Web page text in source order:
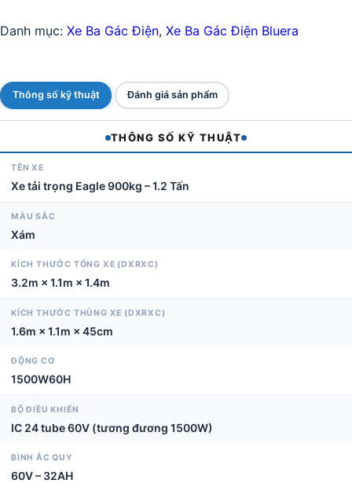
Tải
-
1,2Tấn
quantity
Danh mục: Xe Ba Gác Điện, Xe Ba Gác Điện Bluera
Thông số kỹ thuật Đánh giá sản phẩm
THÔNG SỐ KỸ THUẬT
TÊN XE
Xe tải trọng Eagle 900kg – 1.2 Tấn
MÀU SẮC
Xám
KÍCH THƯỚC TỔNG XE (DXRXC)
3.2m × 1.1m × 1.4m
KÍCH THƯỚC THÙNG XE (DXRXC)
1.6m × 1.1m × 45cm
ĐỘNG CƠ
1500W60H
BỘ ĐIỀU KHIỂN
IC 24 tube 60V (tương đương 1500W)
BÌNH ẮC QUY
60V – 32AH